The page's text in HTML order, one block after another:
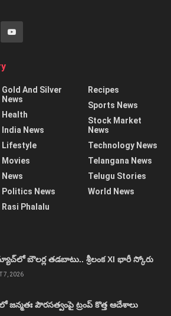
Gold And Silver
News
Health
India News
Lifestyle
Movies
News
Politics News
Rasi Phalalu
Recipes
Sports News
Stock Market
News
Technology News
Telangana News
Telugu Stories
World News
బౌలర్ల తడబాటు.. శ్రీలంక XI భారీ స్కోరు
7, 2026
పౌరసత్వంపై ట్రంప్‌ కొత్త ఆదేశాలు